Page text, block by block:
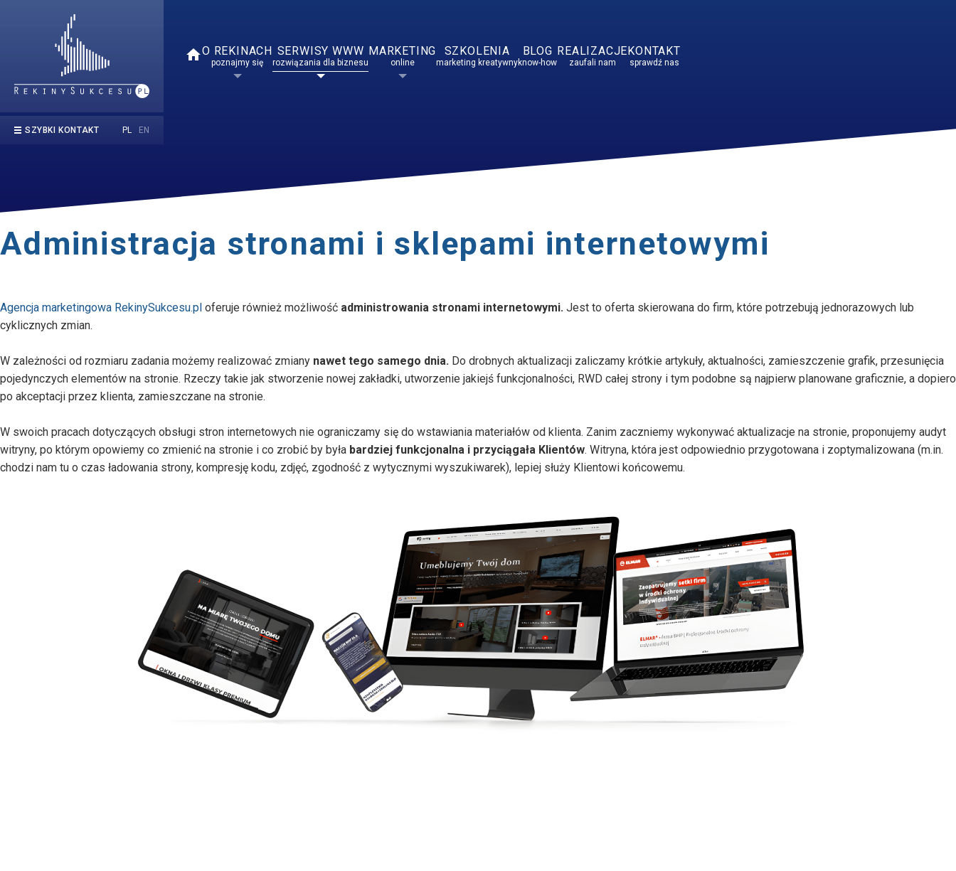
SZYBKI KONTAKT PL EN
homeO REKINACH
poznajmy się
SERWISY WWW
rozwiązania dla biznesu
MARKETING
online
SZKOLENIA
marketing kreatywny
BLOG
know-how
REALIZACJE
zaufali nam
KONTAKT
sprawdź nas
Administracja stronami i sklepami internetowymi
Agencja marketingowa RekinySukcesu.pl oferuje również możliwość administrowania stronami internetowymi. Jest to oferta skierowana do firm, które potrzebują jednorazowych lub
cyklicznych zmian.
W zależności od rozmiaru zadania możemy realizować zmiany nawet tego samego dnia. Do drobnych aktualizacji zaliczamy krótkie artykuły, aktualności, zamieszczenie grafik, przesunięcia
pojedynczych elementów na stronie. Rzeczy takie jak stworzenie nowej zakładki, utworzenie jakiejś funkcjonalności, RWD całej strony i tym podobne są najpierw planowane graficznie, a dopiero
po akceptacji przez klienta, zamieszczane na stronie.
W swoich pracach dotyczących obsługi stron internetowych nie ograniczamy się do wstawiania materiałów od klienta. Zanim zaczniemy wykonywać aktualizacje na stronie, proponujemy audyt
witryny, po którym opowiemy co zmienić na stronie i co zrobić by była bardziej funkcjonalna i przyciągała Klientów. Witryna, która jest odpowiednio przygotowana i zoptymalizowana (m.in.
chodzi nam tu o czas ładowania strony, kompresję kodu, zdjęć, zgodność z wytycznymi wyszukiwarek), lepiej służy Klientowi końcowemu.